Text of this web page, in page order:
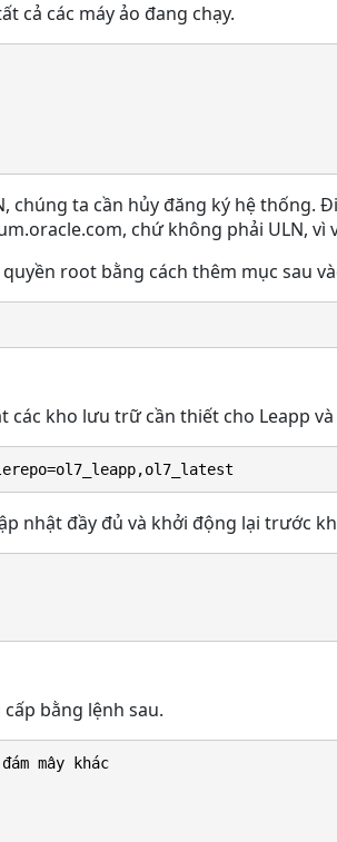
cả các máy ảo đang chạy.
chúng ta cần hủy đăng ký hệ thống.
chứ không phải ULN, vì
root bằng cách thêm mục sau
kho lưu trữ cần thiết cho Leapp
nhật đầy đủ và khởi động lại trước
bằng lệnh sau.
mây khác